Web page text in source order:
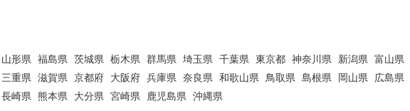
山形県 福島県 茨城県 栃木県 群馬県 埼玉県 千葉県 東京都 神奈川県 新潟県 富山県
三重県 滋賀県 京都府 大阪府 兵庫県 奈良県 和歌山県 鳥取県 島根県 岡山県 広島県
長崎県 熊本県 大分県 宮崎県 鹿児島県 沖縄県